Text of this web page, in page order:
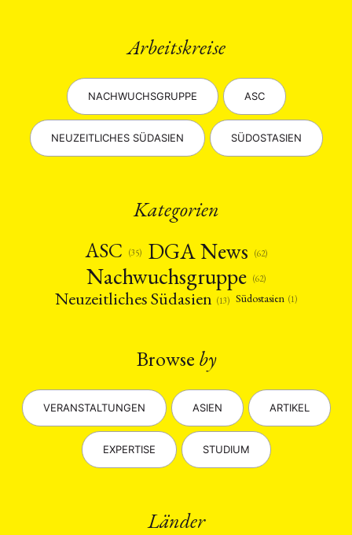
Arbeitskreise
NACHWUCHSGRUPPE ASC
NEUZEITLICHES SÜDASIEN SÜDOSTASIEN
Kategorien
ASC
(35) DGA News (62)
Nachwuchsgruppe (62)
Neuzeitliches Südasien (13) Südostasien (1)
Browse by
VERANSTALTUNGEN ASIEN ARTIKEL
EXPERTISE STUDIUM
Länder